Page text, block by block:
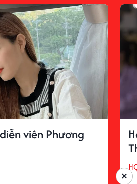
viên Phương
×